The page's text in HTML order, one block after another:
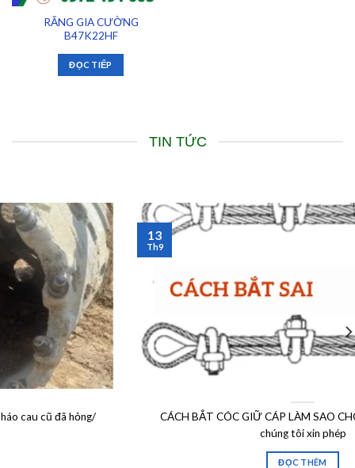
RĂNG GIA CƯỜNG
B47K22HF
ĐỌC TIẾP
TIN TỨC
CÁCH BẮT CÓC GIỮ CÁP LÀM SAO CHO ĐÚNG? Dưới dây
13
Th9